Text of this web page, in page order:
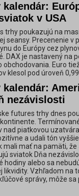
kalendár:
v USA
trhy poukazujú na
seansy. Precenenie v
do Európy cez
DAX je nastavený na
Euro
klesol pod úroveň
kalendár:
nezávislosti
futures trhy dnes
nad piatkovou
a udali tón
mali mať na pamäti,
sviatok Dňa
hodiny alebo sa
likvidity. Vzhľadom na
správy, môže